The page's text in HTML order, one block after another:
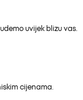
uvijek blizu vas.
cijenama.